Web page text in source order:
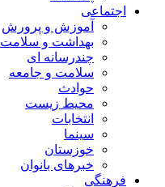
اجتماعی
آموزش و پرورش
بهداشت و سلامت
چندرسانه ای
سلامت و جامعه
حوادث
محیط زیست
انتخابات
سینما
خوزستان
خبرهای بانوان
فرهنگی